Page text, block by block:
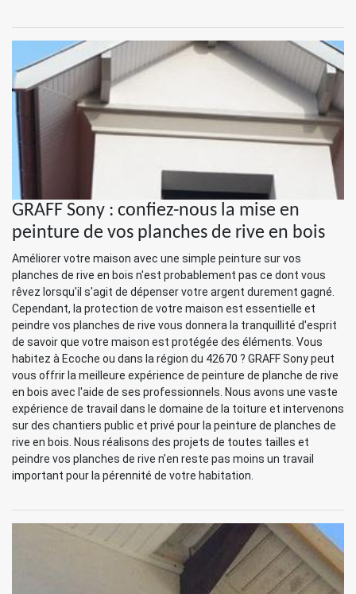
GRAFF Sony : confiez-nous la mise en
peinture de vos planches de rive en bois
Améliorer votre maison avec une simple peinture sur vos
planches de rive en bois n'est probablement pas ce dont vous
rêvez lorsqu'il s'agit de dépenser votre argent durement gagné.
Cependant, la protection de votre maison est essentielle et
peindre vos planches de rive vous donnera la tranquillité d'esprit
de savoir que votre maison est protégée des éléments. Vous
habitez à Ecoche ou dans la région du 42670 ? GRAFF Sony peut
vous offrir la meilleure expérience de peinture de planche de rive
en bois avec l'aide de ses professionnels. Nous avons une vaste
expérience de travail dans le domaine de la toiture et intervenons
sur des chantiers public et privé pour la peinture de planches de
rive en bois. Nous réalisons des projets de toutes tailles et
peindre vos planches de rive n’en reste pas moins un travail
important pour la pérennité de votre habitation.